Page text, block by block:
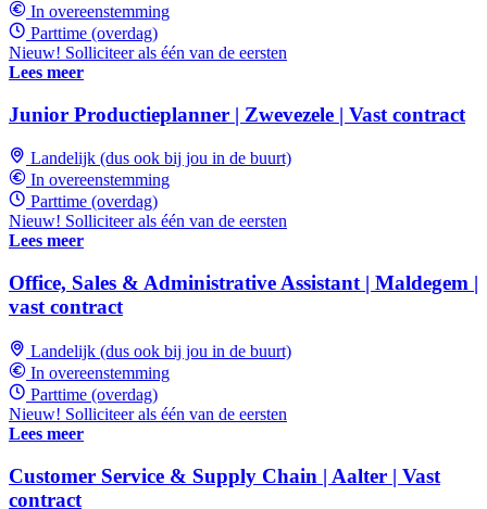
In overeenstemming
Parttime (overdag)
Nieuw! Solliciteer als één van de eersten
Lees meer
Junior Productieplanner | Zwevezele | Vast contract
Landelijk (dus ook bij jou in de buurt)
In overeenstemming
Parttime (overdag)
Nieuw! Solliciteer als één van de eersten
Lees meer
Office, Sales & Administrative Assistant | Maldegem |
vast contract
Landelijk (dus ook bij jou in de buurt)
In overeenstemming
Parttime (overdag)
Nieuw! Solliciteer als één van de eersten
Lees meer
Customer Service & Supply Chain | Aalter | Vast
contract